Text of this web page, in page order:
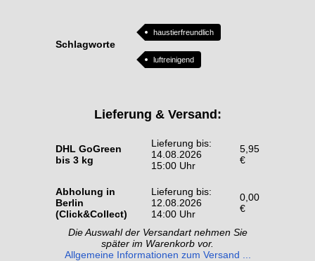
Schlagworte
haustierfreundlich
luftreinigend
Lieferung & Versand:
DHL GoGreen
bis 3 kg
Lieferung bis:
14.08.2026
15:00 Uhr
5,95
€
Abholung in
Berlin
(Click&Collect)
Lieferung bis:
12.08.2026
14:00 Uhr
0,00
€
Die Auswahl der Versandart nehmen Sie
später im Warenkorb vor.
Allgemeine Informationen zum Versand ...